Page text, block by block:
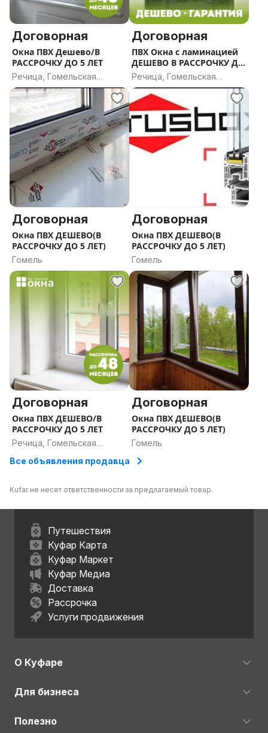
Договорная
Окна ПВХ Дешево/В
РАССРОЧКУ ДО 5 ЛЕТ
Речица, Гомельская
область
Договорная
ПВХ Окна с ламинацией
ДЕШЕВО В РАССРОЧКУ ДО
5 ЛЕТ
Речица, Гомельская
область
Договорная
Окна ПВХ ДЕШЕВО(В
РАССРОЧКУ ДО 5 ЛЕТ)
Гомель
Договорная
Окна ПВХ ДЕШЕВО(В
РАССРОЧКУ ДО 5 ЛЕТ)
Гомель
Договорная
Окна ПВХ ДЕШЕВО/В
РАССРОЧКУ ДО 5 ЛЕТ
Речица, Гомельская
Договорная
Окна ПВХ ДЕШЕВО(В
РАССРОЧКУ ДО 5 ЛЕТ)
Гомель
Все объявления продавца
Kufar не несет ответственности за предлагаемый товар.
Путешествия
Куфар Карта
Куфар Маркет
Куфар Медиа
Доставка
Рассрочка
Услуги продвижения
О Куфаре
Для бизнеса
Полезно